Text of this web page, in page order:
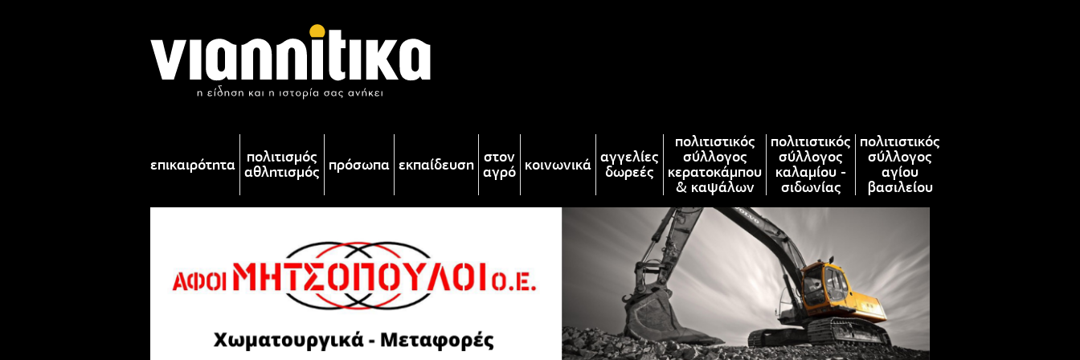
επικαιρότητα πολιτισμός
αθλητισμός πρόσωπα εκπαίδευση στον
αγρό κοινωνικά αγγελίες
δωρεές
πολιτιστικός
σύλλογος
κερατοκάμπου
& καψάλων
πολιτιστικός
σύλλογος
καλαμίου -
σιδωνίας
πολιτιστικός
σύλλογος
αγίου
βασιλείου